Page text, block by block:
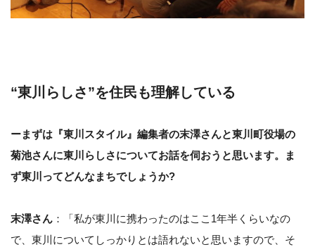
“東川らしさ”を住民も理解している
ーまずは『東川スタイル』編集者の末澤さんと東川町役場の
菊池さんに東川らしさについてお話を伺おうと思います。ま
ず東川ってどんなまちでしょうか?
末澤さん ：「私が東川に携わったのはここ1年半くらいなの
で、東川についてしっかりとは語れないと思いますので、そ